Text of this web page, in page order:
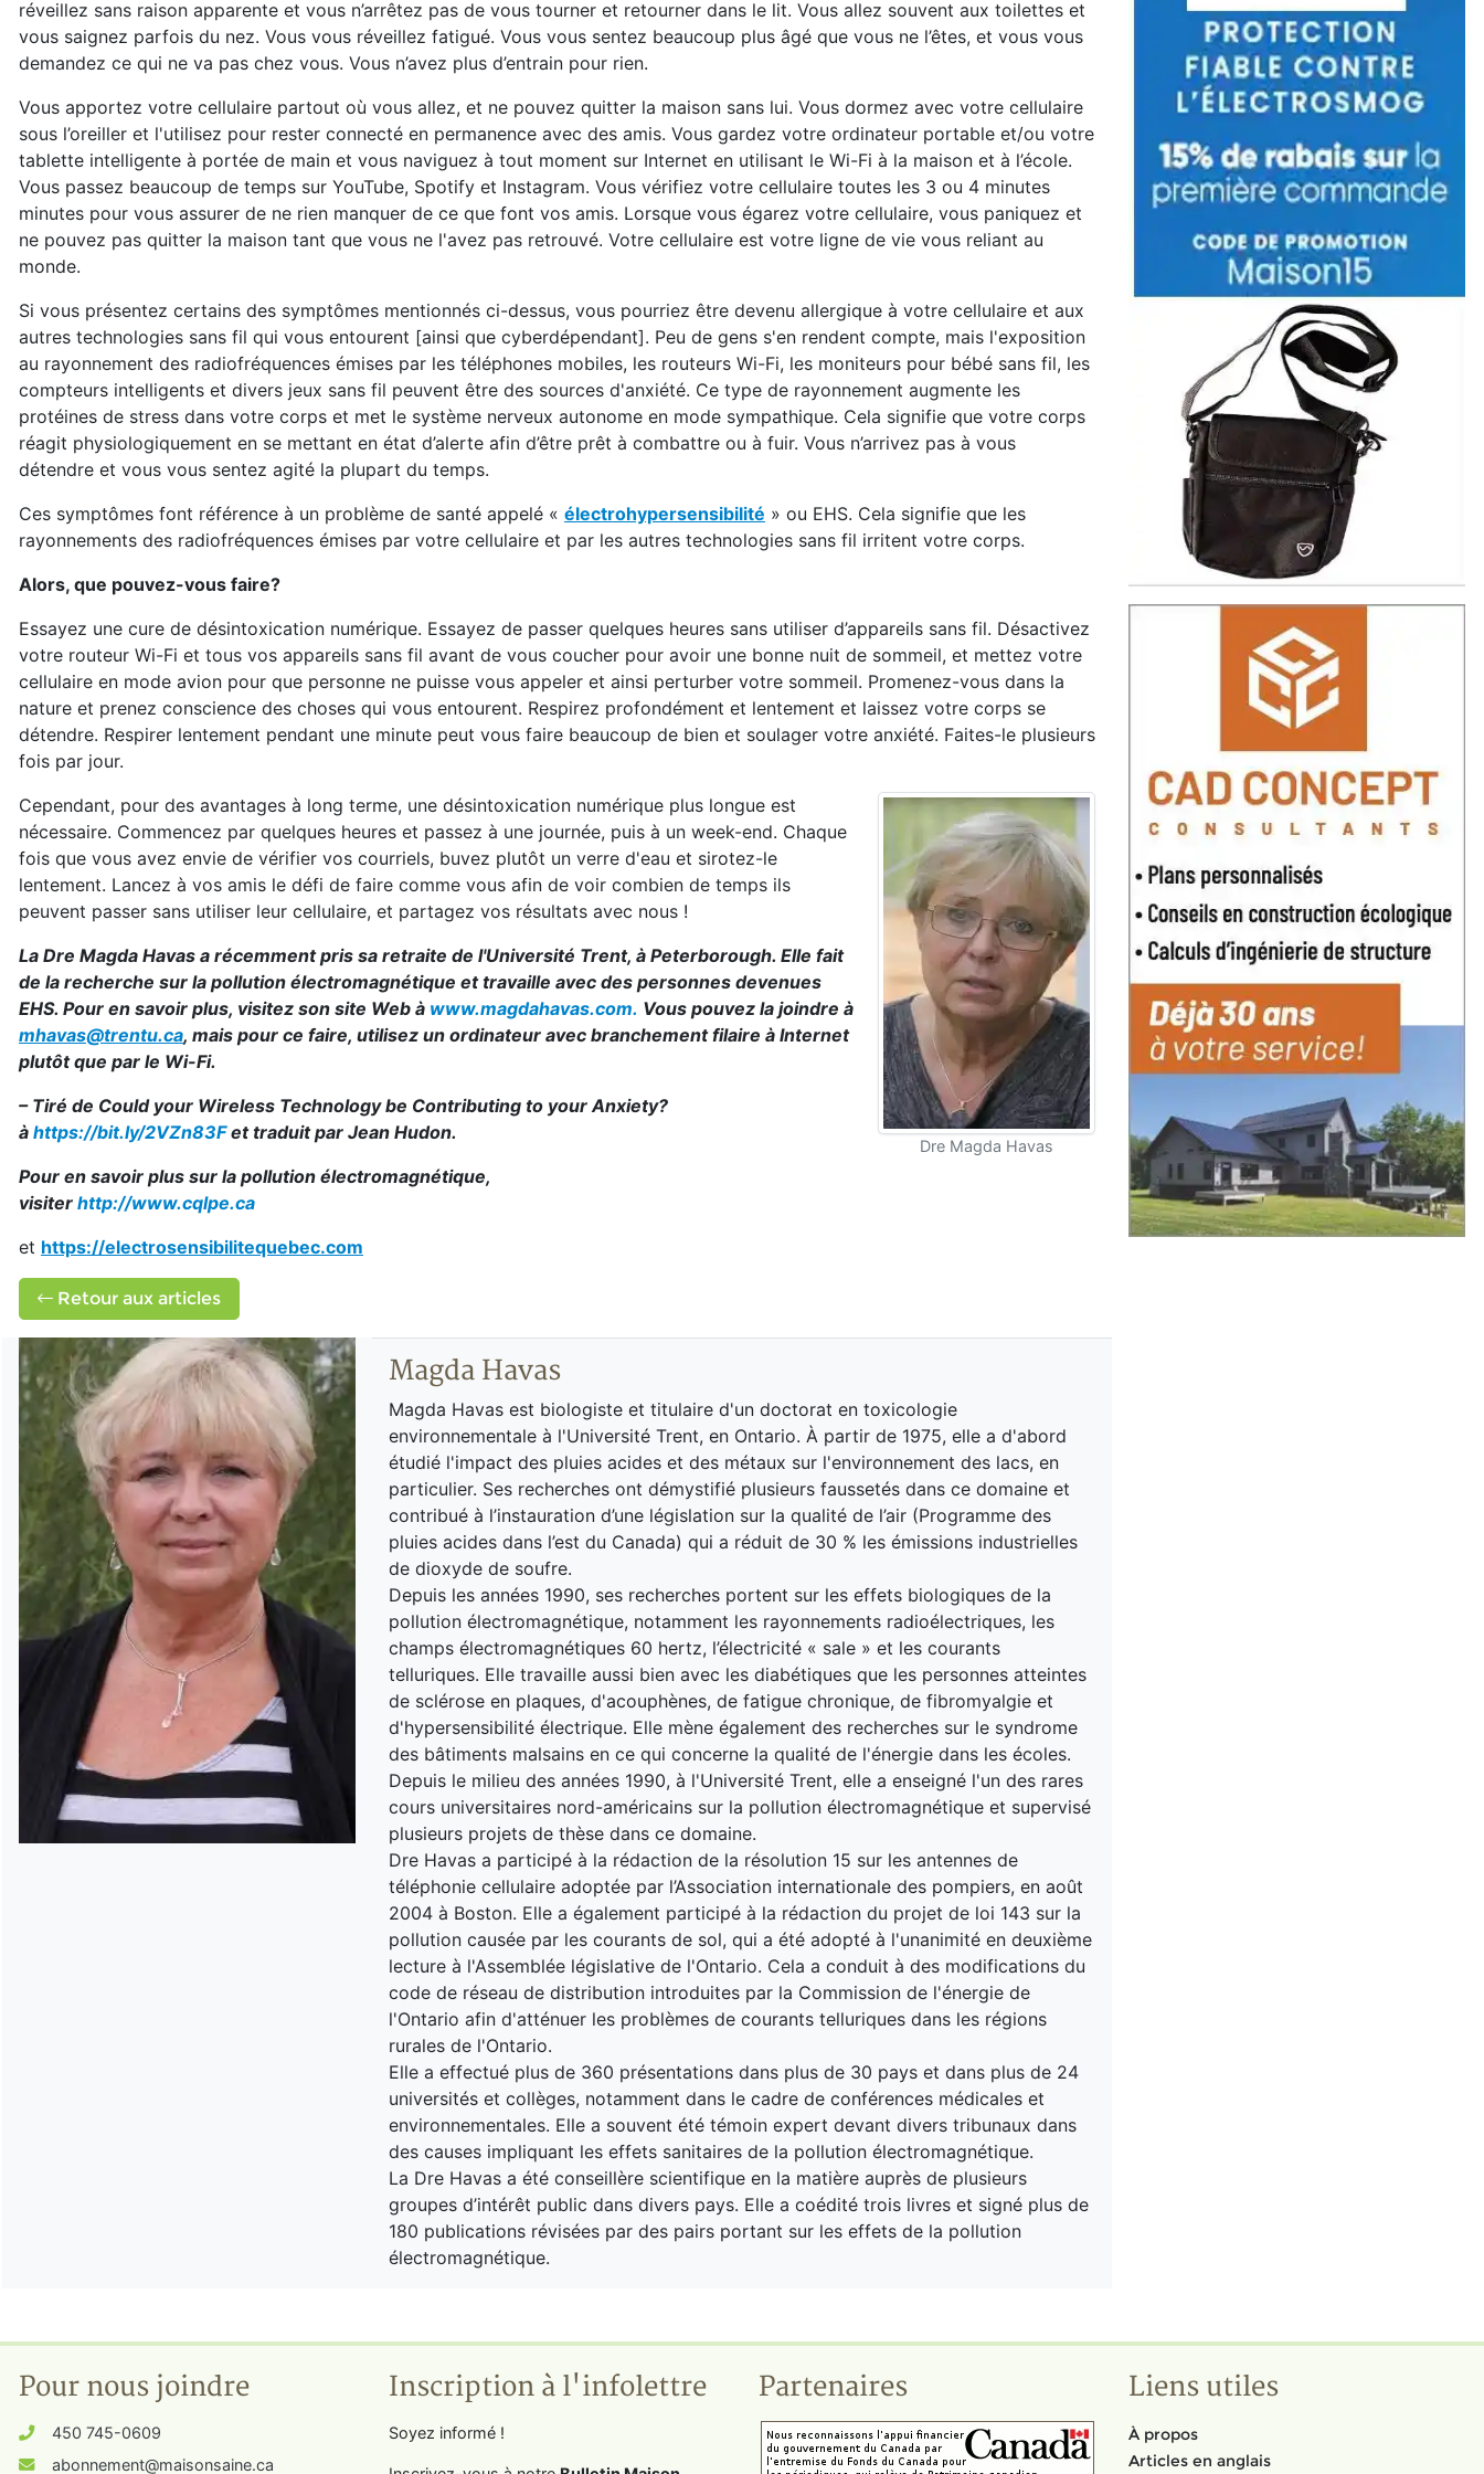
réveillez sans raison apparente et vous n’arrêtez pas de vous tourner et retourner dans le lit. Vous allez souvent aux toilettes et
vous saignez parfois du nez. Vous vous réveillez fatigué. Vous vous sentez beaucoup plus âgé que vous ne l’êtes, et vous vous
demandez ce qui ne va pas chez vous. Vous n’avez plus d’entrain pour rien.
Vous apportez votre cellulaire partout où vous allez, et ne pouvez quitter la maison sans lui. Vous dormez avec votre cellulaire
sous l’oreiller et l'utilisez pour rester connecté en permanence avec des amis. Vous gardez votre ordinateur portable et/ou votre
tablette intelligente à portée de main et vous naviguez à tout moment sur Internet en utilisant le Wi-Fi à la maison et à l’école.
Vous passez beaucoup de temps sur YouTube, Spotify et Instagram. Vous vérifiez votre cellulaire toutes les 3 ou 4 minutes
minutes pour vous assurer de ne rien manquer de ce que font vos amis. Lorsque vous égarez votre cellulaire, vous paniquez et
ne pouvez pas quitter la maison tant que vous ne l'avez pas retrouvé. Votre cellulaire est votre ligne de vie vous reliant au
monde.
Si vous présentez certains des symptômes mentionnés ci-dessus, vous pourriez être devenu allergique à votre cellulaire et aux
autres technologies sans fil qui vous entourent [ainsi que cyberdépendant]. Peu de gens s'en rendent compte, mais l'exposition
au rayonnement des radiofréquences émises par les téléphones mobiles, les routeurs Wi-Fi, les moniteurs pour bébé sans fil, les
compteurs intelligents et divers jeux sans fil peuvent être des sources d'anxiété. Ce type de rayonnement augmente les
protéines de stress dans votre corps et met le système nerveux autonome en mode sympathique. Cela signifie que votre corps
réagit physiologiquement en se mettant en état d’alerte afin d’être prêt à combattre ou à fuir. Vous n’arrivez pas à vous
détendre et vous vous sentez agité la plupart du temps.
Ces symptômes font référence à un problème de santé appelé « électrohypersensibilité » ou EHS. Cela signifie que les
rayonnements des radiofréquences émises par votre cellulaire et par les autres technologies sans fil irritent votre corps.
Alors, que pouvez-vous faire?
Essayez une cure de désintoxication numérique. Essayez de passer quelques heures sans utiliser d’appareils sans fil. Désactivez
votre routeur Wi-Fi et tous vos appareils sans fil avant de vous coucher pour avoir une bonne nuit de sommeil, et mettez votre
cellulaire en mode avion pour que personne ne puisse vous appeler et ainsi perturber votre sommeil. Promenez-vous dans la
nature et prenez conscience des choses qui vous entourent. Respirez profondément et lentement et laissez votre corps se
détendre. Respirer lentement pendant une minute peut vous faire beaucoup de bien et soulager votre anxiété. Faites-le plusieurs
fois par jour.
Dre Magda Havas
Cependant, pour des avantages à long terme, une désintoxication numérique plus longue est
nécessaire. Commencez par quelques heures et passez à une journée, puis à un week-end. Chaque
fois que vous avez envie de vérifier vos courriels, buvez plutôt un verre d'eau et sirotez-le
lentement. Lancez à vos amis le défi de faire comme vous afin de voir combien de temps ils
peuvent passer sans utiliser leur cellulaire, et partagez vos résultats avec nous !
La Dre Magda Havas a récemment pris sa retraite de l'Université Trent, à Peterborough. Elle fait
de la recherche sur la pollution électromagnétique et travaille avec des personnes devenues
EHS. Pour en savoir plus, visitez son site Web à www.magdahavas.com. Vous pouvez la joindre à
mhavas@trentu.ca, mais pour ce faire, utilisez un ordinateur avec branchement filaire à Internet
plutôt que par le Wi-Fi.
– Tiré de Could your Wireless Technology be Contributing to your Anxiety?
à https://bit.ly/2VZn83Fet traduit par Jean Hudon.
Pour en savoir plus sur la pollution électromagnétique,
visiter http://www.cqlpe.ca
et https://electrosensibilitequebec.com
Retour aux articles
Magda Havas
Magda Havas est biologiste et titulaire d'un doctorat en toxicologie
environnementale à l'Université Trent, en Ontario. À partir de 1975, elle a d'abord
étudié l'impact des pluies acides et des métaux sur l'environnement des lacs, en
particulier. Ses recherches ont démystifié plusieurs faussetés dans ce domaine et
contribué à l’instauration d’une législation sur la qualité de l’air (Programme des
pluies acides dans l’est du Canada) qui a réduit de 30 % les émissions industrielles
de dioxyde de soufre.
Depuis les années 1990, ses recherches portent sur les effets biologiques de la
pollution électromagnétique, notamment les rayonnements radioélectriques, les
champs électromagnétiques 60 hertz, l’électricité « sale » et les courants
telluriques. Elle travaille aussi bien avec les diabétiques que les personnes atteintes
de sclérose en plaques, d'acouphènes, de fatigue chronique, de fibromyalgie et
d'hypersensibilité électrique. Elle mène également des recherches sur le syndrome
des bâtiments malsains en ce qui concerne la qualité de l'énergie dans les écoles.
Depuis le milieu des années 1990, à l'Université Trent, elle a enseigné l'un des rares
cours universitaires nord-américains sur la pollution électromagnétique et supervisé
plusieurs projets de thèse dans ce domaine.
Dre Havas a participé à la rédaction de la résolution 15 sur les antennes de
téléphonie cellulaire adoptée par l’Association internationale des pompiers, en août
2004 à Boston. Elle a également participé à la rédaction du projet de loi 143 sur la
pollution causée par les courants de sol, qui a été adopté à l'unanimité en deuxième
lecture à l'Assemblée législative de l'Ontario. Cela a conduit à des modifications du
code de réseau de distribution introduites par la Commission de l'énergie de
l'Ontario afin d'atténuer les problèmes de courants telluriques dans les régions
rurales de l'Ontario.
Elle a effectué plus de 360 ​​présentations dans plus de 30 pays et dans plus de 24
universités et collèges, notamment dans le cadre de conférences médicales et
environnementales. Elle a souvent été témoin expert devant divers tribunaux dans
des causes impliquant les effets sanitaires de la pollution électromagnétique.
La Dre Havas a été conseillère scientifique en la matière auprès de plusieurs
groupes d’intérêt public dans divers pays. Elle a coédité trois livres et signé plus de
180 publications révisées par des pairs portant sur les effets de la pollution
électromagnétique.
Pour nous joindre
450 745-0609
abonnement@maisonsaine.ca
Inscription à l'infolettre
Soyez informé !
Partenaires Liens utiles
À propos
Articles en anglais